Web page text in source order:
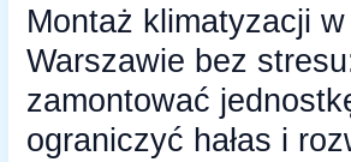
Montaż klimatyzacji
Warszawie bez
zamontować
ograniczyć hałas i